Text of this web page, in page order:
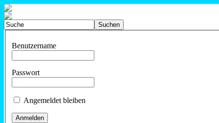
Benutzername
Passwort
Angemeldet bleiben